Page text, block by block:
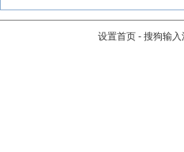
设置首页 - 搜狗输入